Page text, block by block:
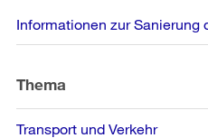
Weitere
Informationen
Informationen zur Sanierung
Thema
Transport und Verkehr